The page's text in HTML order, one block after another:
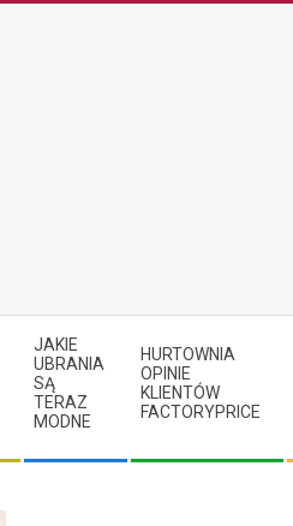
JAKIE
UBRANIA
SĄ
TERAZ
MODNE
HURTOWNIA
OPINIE
KLIENTÓW
FACTORYPRICE